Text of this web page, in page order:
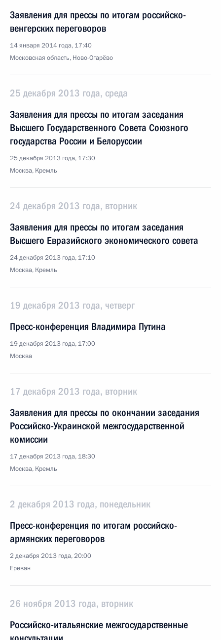
Заявления для прессы по итогам российско-
венгерских переговоров
14 января 2014 года, 17:40
Московская область, Ново-Огарёво
25 декабря 2013 года, среда
Заявления для прессы по итогам заседания
Высшего Государственного Совета Союзного
государства России и Белоруссии
25 декабря 2013 года, 17:30
Москва, Кремль
24 декабря 2013 года, вторник
Заявления для прессы по итогам заседания
Высшего Евразийского экономического совета
24 декабря 2013 года, 17:10
Москва, Кремль
19 декабря 2013 года, четверг
Пресс-конференция Владимира Путина
19 декабря 2013 года, 17:00
Москва
17 декабря 2013 года, вторник
Заявления для прессы по окончании заседания
Российско-Украинской межгосударственной
комиссии
17 декабря 2013 года, 18:30
Москва, Кремль
2 декабря 2013 года, понедельник
Пресс-конференция по итогам российско-
армянских переговоров
2 декабря 2013 года, 20:00
Ереван
26 ноября 2013 года, вторник
Российско-итальянские межгосударственные